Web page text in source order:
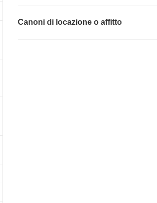
Canoni di locazione o affitto